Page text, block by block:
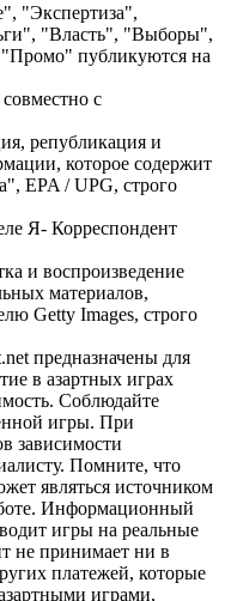
"Экспертиза",
"Власть", "Выборы",
публикуются на
с
републикация и
которое содержит
EPA / UPG, строго
Я- Корреспондент
и воспроизведение
материалов,
Getty Images, строго
предназначены для
в азартных играх
Соблюдайте
игры. При
зависимости
Помните, что
являться источником
Информационный
игры на реальные
не принимает ни в
платежей, которые
играми,